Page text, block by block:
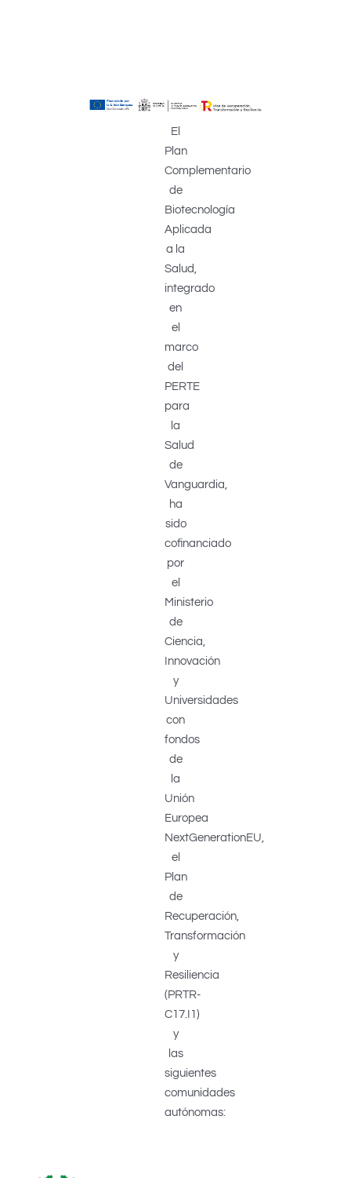
El
Plan
Complementario
de
Biotecnología
Aplicada
a la
Salud,
integrado
en
el
marco
del
PERTE
para
la
Salud
de
Vanguardia,
ha
sido
cofinanciado
por
el
Ministerio
de
Ciencia,
Innovación
y
Universidades
con
fondos
de
la
Unión
Europea
NextGenerationEU,
el
Plan
de
Recuperación,
Transformación
y
Resiliencia
(PRTR-
C17.I1)
y
las
siguientes
comunidades
autónomas: